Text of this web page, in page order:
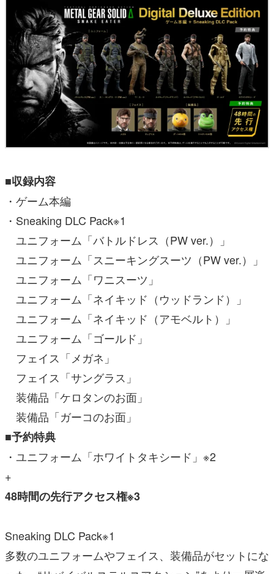
■収録内容
・ゲーム本編
・Sneaking DLC Pack※1
ユニフォーム「バトルドレス（PW ver.）」
ユニフォーム「スニーキングスーツ（PW ver.）」
ユニフォーム「ワニスーツ」
ユニフォーム「ネイキッド（ウッドランド）」
ユニフォーム「ネイキッド（アモベルト）」
ユニフォーム「ゴールド」
フェイス「メガネ」
フェイス「サングラス」
装備品「ケロタンのお面」
装備品「ガーコのお面」
■予約特典
・ユニフォーム「ホワイトタキシード」※2
+
48時間の先行アクセス権※3
Sneaking DLC Pack※1
多数のユニフォームやフェイス、装備品がセットにな